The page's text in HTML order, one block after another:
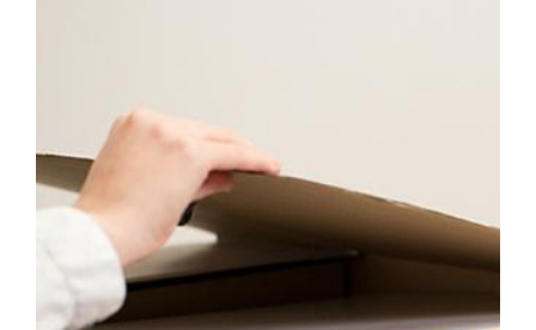
Video
Transcript
Video-
Transkript
öffnen